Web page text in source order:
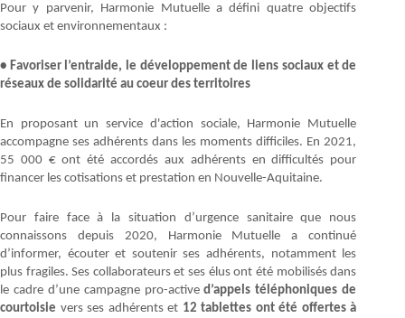
Pour y parvenir, Harmonie Mutuelle a défini quatre objectifs
sociaux et environnementaux :
• Favoriser l’entraide, le développement de liens sociaux et de
réseaux de solidarité au coeur des territoires
En proposant un service d'action sociale, Harmonie Mutuelle
accompagne ses adhérents dans les moments difficiles. En 2021,
55 000 € ont été accordés aux adhérents en difficultés pour
financer les cotisations et prestation en Nouvelle-Aquitaine.
Pour faire face à la situation d’urgence sanitaire que nous
connaissons depuis 2020, Harmonie Mutuelle a continué
d’informer, écouter et soutenir ses adhérents, notamment les
plus fragiles. Ses collaborateurs et ses élus ont été mobilisés dans
le cadre d’une campagne pro-actived’appels téléphoniques de
courtoisie vers ses adhérents et 12 tablettes ont été offertes à